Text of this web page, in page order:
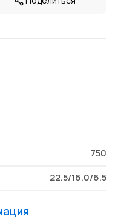
750
22.5/16.0/6.5